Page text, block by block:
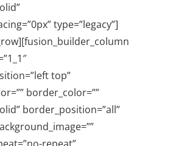
type=”legacy”]
top”
border_color=””
border_position=”all”